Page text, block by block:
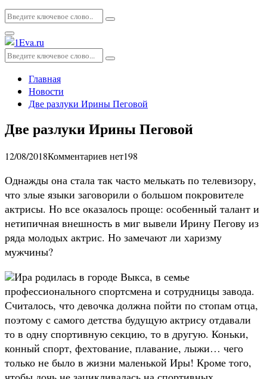
Искать:
Поиск
Основное
меню
Искать:
Поиск
Главная
Новости
Две разлуки Ирины Пеговой
Две разлуки Ирины Пеговой
12/08/2018Комментариев нет198
Однажды она стала так часто мелькать по телевизору,
что злые языки заговорили о большом покровителе
актрисы. Но все оказалось проще: особенный талант и
нетипичная внешность в миг вывели Ирину Пегову из
ряда молодых актрис. Но замечают ли харизму
мужчины?
Ира родилась в городе Выкса, в семье
профессионального спортсмена и сотрудницы завода.
Считалось, что девочка должна пойти по стопам отца,
поэтому с самого детства будущую актрису отдавали
то в одну спортивную секцию, то в другую. Коньки,
конный спорт, фехтование, плавание, лыжи… чего
только не было в жизни маленькой Иры! Кроме того,